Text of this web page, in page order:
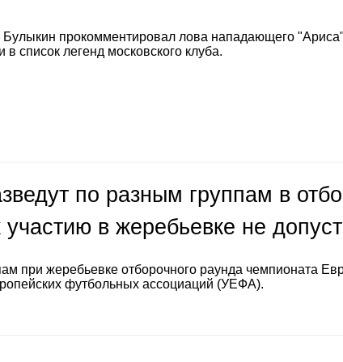
прокомментировал лова нападающего "Ариса"
список легенд московского клуба.
по разным группам в
в жеребьевке не
при жеребьевке отборочного раунда чемпионата
футбольных ассоциаций (УЕФА).